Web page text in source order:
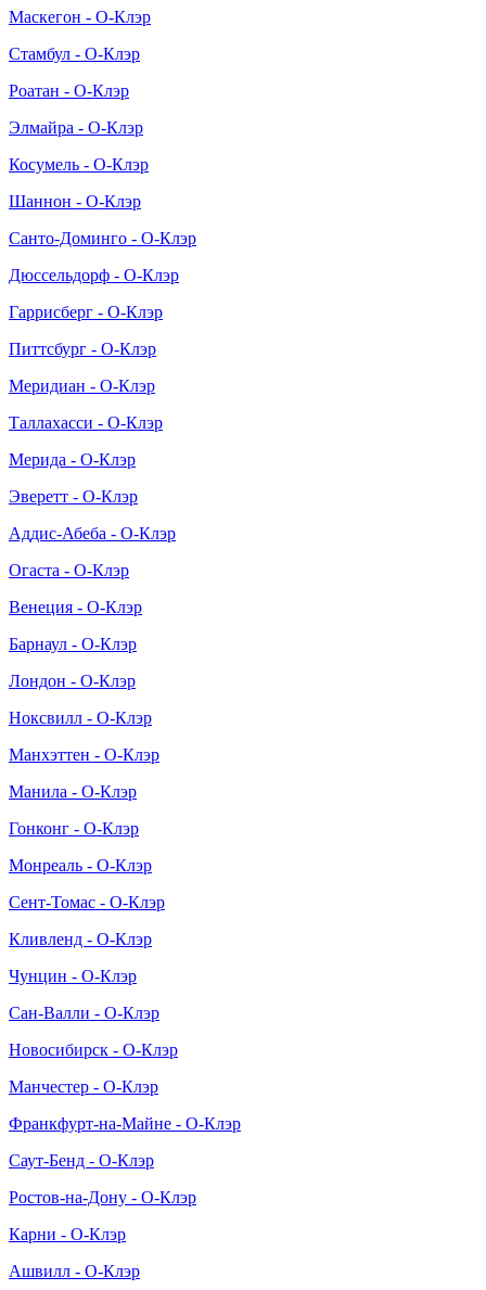
Маскегон - О-Клэр
Стамбул - О-Клэр
Роатан - О-Клэр
Элмайра - О-Клэр
Косумель - О-Клэр
Шаннон - О-Клэр
Санто-Доминго - О-Клэр
Дюссельдорф - О-Клэр
Гаррисберг - О-Клэр
Питтсбург - О-Клэр
Меридиан - О-Клэр
Таллахасси - О-Клэр
Мерида - О-Клэр
Эверетт - О-Клэр
Аддис-Абеба - О-Клэр
Огаста - О-Клэр
Венеция - О-Клэр
Барнаул - О-Клэр
Лондон - О-Клэр
Ноксвилл - О-Клэр
Манхэттен - О-Клэр
Манила - О-Клэр
Гонконг - О-Клэр
Монреаль - О-Клэр
Сент-Томас - О-Клэр
Кливленд - О-Клэр
Чунцин - О-Клэр
Сан-Валли - О-Клэр
Новосибирск - О-Клэр
Манчестер - О-Клэр
Франкфурт-на-Майне - О-Клэр
Саут-Бенд - О-Клэр
Ростов-на-Дону - О-Клэр
Карни - О-Клэр
Ашвилл - О-Клэр